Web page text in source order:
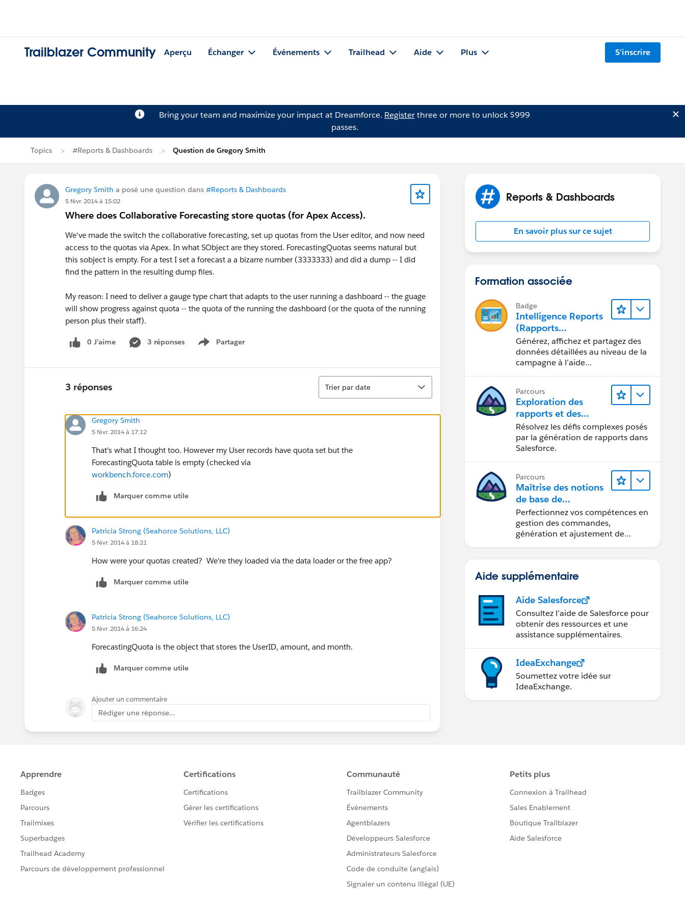
Trailblazer Community Aperçu Échanger Événements Trailhead Aide Plus S'inscrire
Bring your team and maximize your impact at Dreamforce. Registerthree or more to unlock $999
passes.
Topics #Reports & Dashboards Question de Gregory Smith
Gregory Smith a posé une question dans #Reports & Dashboards
5 févr. 2014 à 15:02
Where does Collaborative Forecasting store quotas (for Apex Access).
We've made the switch the collaborative forecasting, set up quotas from the User editor, and now need
access to the quotas via Apex. In what SObject are they stored. ForecastingQuotas seems natural but
this sobject is empty. For a test I set a forecast a a bizarre number (3333333) and did a dump -- I did
find the pattern in the resulting dump files.
My reason: I need to deliver a gauge type chart that adapts to the user running a dashboard -- the guage
will show progress against quota -- the quota of the running the dashboard (or the quota of the running
person plus their staff).
0 J’aime 3 réponses Partager
Show menu
3 réponses
Tri
Trier par date
Gregory Smith
5 févr. 2014 à 17:12
That's what I thought too. However my User records have quota set but the
ForecastingQuota table is empty (checked via
workbench.force.com)
Marquer comme utile
Patricia Strong (Seahorce Solutions, LLC)
5 févr. 2014 à 18:21
How were your quotas created? We're they loaded via the data loader or the free app?
Marquer comme utile
Patricia Strong (Seahorce Solutions, LLC)
5 févr. 2014 à 16:24
ForecastingQuota is the object that stores the UserID, amount, and month.
Marquer comme utile
Ajouter un commentaire
Rédiger une réponse...
Reports & Dashboards
En savoir plus sur ce sujet
Formation associée
Badge
Intelligence Reports
(Rapports
Intelligence) pour
Engagement
Générez, affichez et partagez des
données détaillées au niveau de la
campagne à l’aide
Parcours
Exploration des
rapports et des
tableaux de bord
Lightning Experience
Résolvez les défis complexes posés
par la génération de rapports dans
Salesforce.
Parcours
Maîtrise des notions
de base de
l’administration de
Salesforce Billing
Perfectionnez vos compétences en
gestion des commandes,
génération et ajustement de
Aide supplémentaire
Aide Salesforce
Consultez l’aide de Salesforce pour
obtenir des ressources et une
assistance supplémentaires.
IdeaExchange
Soumettez votre idée sur
IdeaExchange.